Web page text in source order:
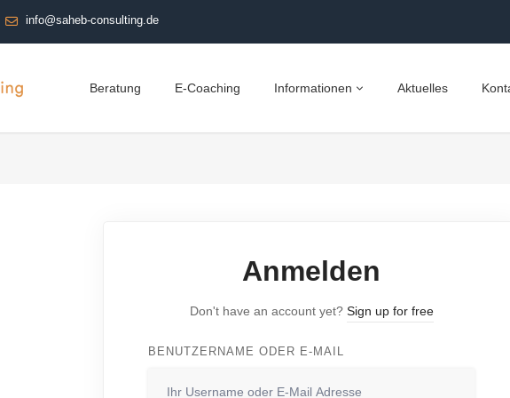
info@saheb-consulting.de
Beratung E-Coaching Informationen Aktuelles
Anmelden
Don't have an account yet? Sign up for free
BENUTZERNAME ODER E-MAIL